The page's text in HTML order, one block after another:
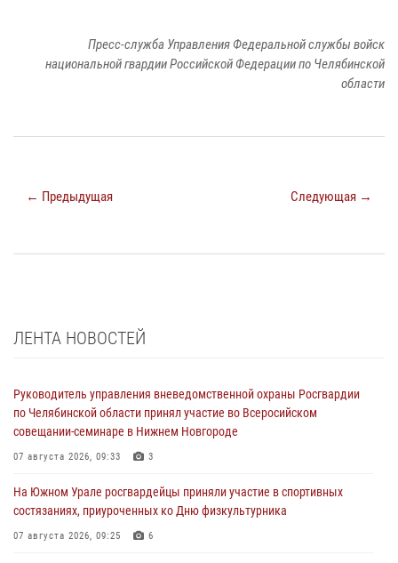
Пресс-служба Управления Федеральной службы войск
национальной гвардии Российской Федерации по Челябинской
области
← Предыдущая Следующая →
ЛЕНТА НОВОСТЕЙ
Руководитель управления вневедомственной охраны Росгвардии
по Челябинской области принял участие во Всеросийском
совещании-семинаре в Нижнем Новгороде
07 августа 2026, 09:33 3
На Южном Урале росгвардейцы приняли участие в спортивных
состязаниях, приуроченных ко Дню физкультурника
07 августа 2026, 09:25 6